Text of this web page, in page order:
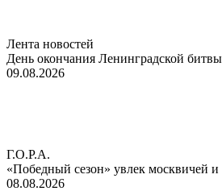
Лента новостей
День окончания Ленинградской битвы
09.08.2026
Г.О.Р.А.
«Победный сезон» увлек москвичей и
08.08.2026